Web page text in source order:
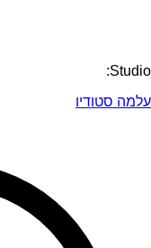
Studio:
עלמה סטודיו